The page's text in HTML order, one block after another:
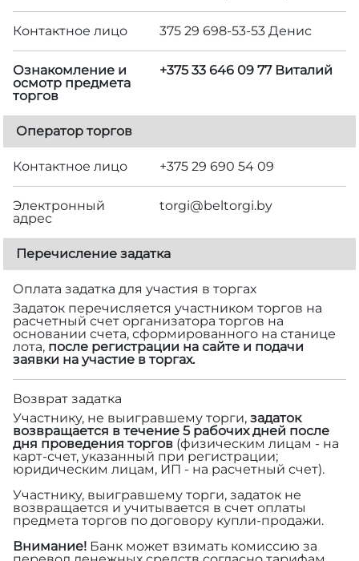
Контактное лицо 375 29 698-53-53 Денис
Ознакомление и
осмотр предмета
торгов
+375 33 646 09 77 Виталий
Оператор торгов
Контактное лицо +375 29 690 54 09
Электронный
адрес
torgi@beltorgi.by
Перечисление задатка
Оплата задатка для участия в торгах
Задаток перечисляется участником торгов на
расчетный счет организатора торгов на
основании счета, сформированного на станице
лота, после регистрации на сайте и подачи
заявки на участие в торгах.
Возврат задатка
Участнику, не выигравшему торги, задаток
возвращается в течение 5 рабочих дней после
дня проведения торгов (физическим лицам - на
карт-счет, указанный при регистрации;
юридическим лицам, ИП - на расчетный счет).
Участнику, выигравшему торги, задаток не
возвращается и учитывается в счет оплаты
предмета торгов по договору купли-продажи.
Внимание! Банк может взимать комиссию за